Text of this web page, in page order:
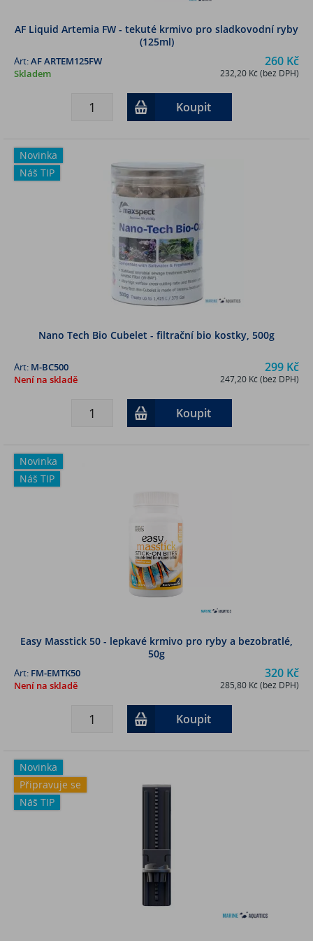
AF Liquid Artemia FW - tekuté krmivo pro sladkovodní ryby
(125ml)
260 Kč
232,20 Kč (bez DPH)
Art:AF ARTEM125FW
Skladem
Koupit
Novinka
Náš TIP
Nano Tech Bio Cubelet - filtrační bio kostky, 500g
299 Kč
247,20 Kč (bez DPH)
Art: M-BC500
Není na skladě
Koupit
Novinka
Náš TIP
Easy Masstick 50 - lepkavé krmivo pro ryby a bezobratlé,
50g
320 Kč
285,80 Kč (bez DPH)
Art: FM-EMTK50
Není na skladě
Koupit
Novinka
Připravuje se
Náš TIP